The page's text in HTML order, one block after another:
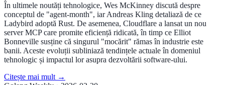
În ultimele noutăți tehnologice, Wes McKinney discută despre
conceptul de "agent-month", iar Andreas Kling detaliază de ce
Ladybird adoptă Rust. De asemenea, Cloudflare a lansat un nou
server MCP care promite eficiență ridicată, în timp ce Elliot
Bonneville susține că singurul "mocărit" rămas în industrie este
banii. Aceste evoluții subliniază tendințele actuale în domeniul
tehnologic și impactul lor asupra dezvoltării software-ului.
Citește mai mult →